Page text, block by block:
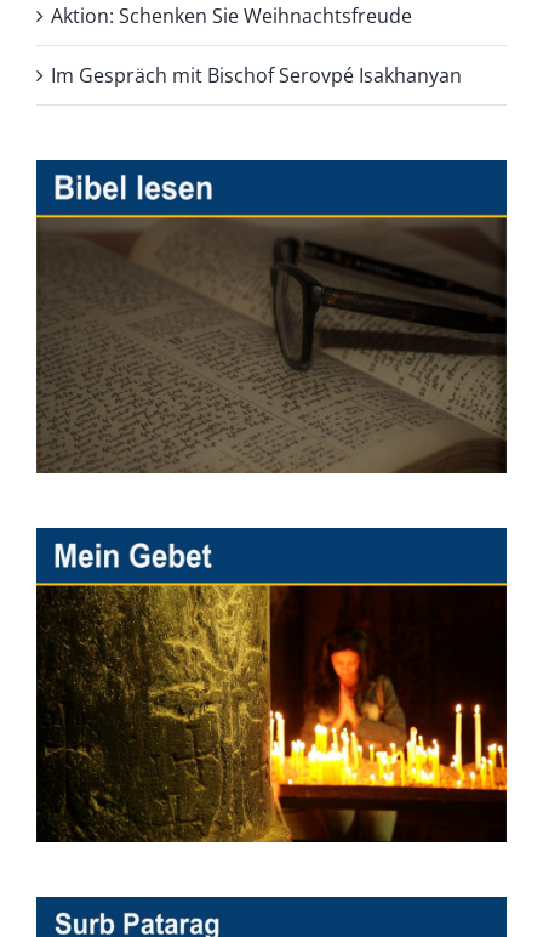
Aktion: Schenken Sie Weihnachtsfreude
Im Gespräch mit Bischof Serovpé Isakhanyan